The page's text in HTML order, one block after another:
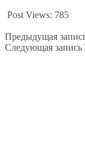
Post Views: 785
Предыдущая
Следующая запись